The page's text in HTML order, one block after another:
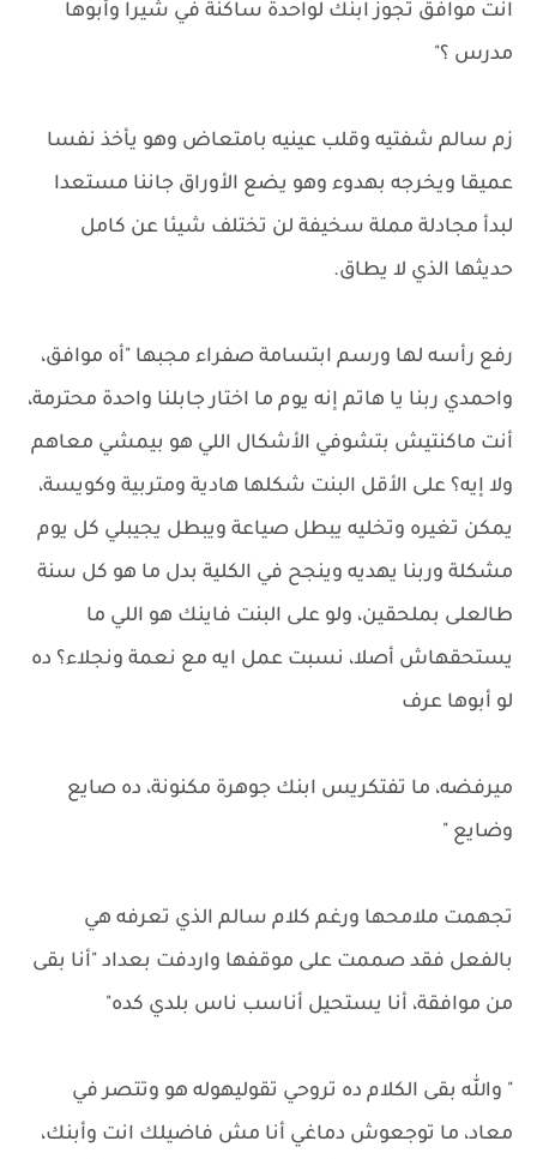
انت موافق تجوز ابنك لواحدة ساكنة في شيرا وأبوها
مدرس ؟"
زم سالم شفتيه وقلب عينيه بامتعاض وهو يأخذ نفسا
عميقا ويخرجه بهدوء وهو يضع الأوراق جاننا مستعدا
لبدأ مجادلة مملة سخيفة لن تختلف شيئا عن كامل
حديثها الذي لا يطاق.
رفع رأسه لها ورسم ابتسامة صفراء مجبها "أه موافق،
واحمدي ربنا يا هاتم إنه يوم ما اختار جابلنا واحدة محترمة،
أنت ماكنتيش بتشوفي الأشكال اللي هو بيمشي معاهم
ولا إيه؟ على الأقل البنت شكلها هادية ومتربية وكويسة،
يمكن تغيره وتخليه يبطل صياعة ويبطل يجيبلي كل يوم
مشكلة وربنا يهديه وينجح في الكلية بدل ما هو كل سنة
طالعلى بملحقين، ولو على البنت فاينك هو اللي ما
يستحقهاش أصلا، نسبت عمل ايه مع نعمة ونجلاء؟ ده
لو أبوها عرف
ميرفضه، ما تفتكريس ابنك جوهرة مكنونة، ده صايع
وضايع "
تجهمت ملامحها ورغم كلام سالم الذي تعرفه هي
بالفعل فقد صممت على موقفها واردفت بعداد "أنا بقى
من موافقة، أنا يستحيل أناسب ناس بلدي كده"
" والله بقى الكلام ده تروحي تقوليهوله هو وتتصر في
معاد، ما توجعوش دماغي أنا مش فاضيلك انت وأبنك،